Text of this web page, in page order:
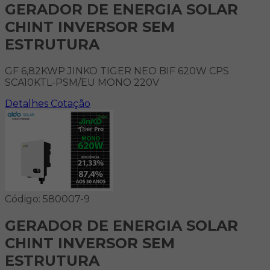
GERADOR DE ENERGIA SOLAR
CHINT INVERSOR SEM
ESTRUTURA
GF 6,82KWP JINKO TIGER NEO BIF 620W CPS
SCA10KTL-PSM/EU MONO 220V
Detalhes Cotação
Código: 580007-9
GERADOR DE ENERGIA SOLAR
CHINT INVERSOR SEM
ESTRUTURA